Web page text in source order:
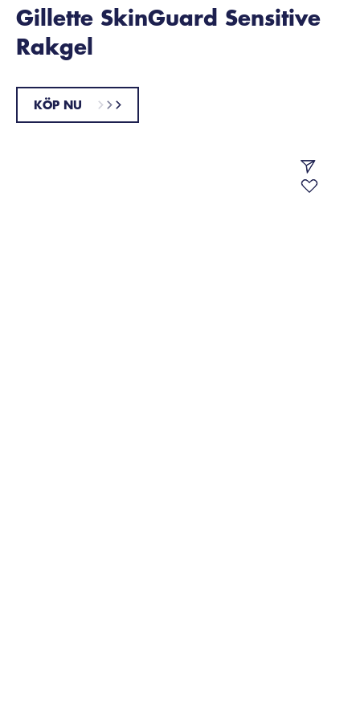
Gillette SkinGuard Sensitive
Rakgel
KÖP NU